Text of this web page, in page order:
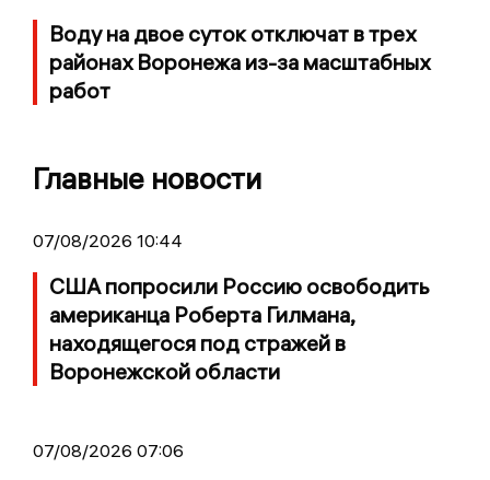
Воду на двое суток отключат в трех
районах Воронежа из-за масштабных
работ
Главные новости
07/08/2026 10:44
США попросили Россию освободить
американца Роберта Гилмана,
находящегося под стражей в
Воронежской области
07/08/2026 07:06